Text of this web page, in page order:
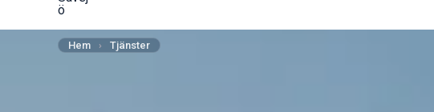
Hem › Tjänster